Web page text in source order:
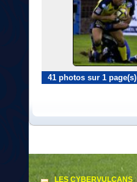
41 photos sur 1 page(s)
LES CYBERVULCANS